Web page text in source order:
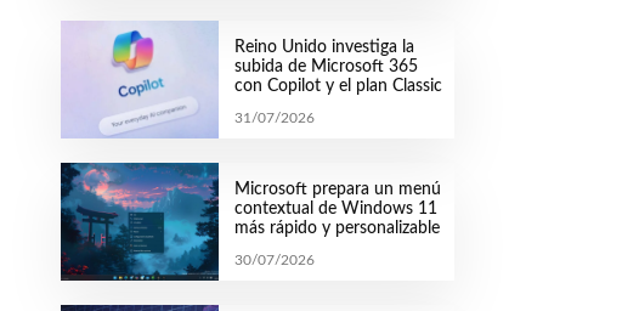
Reino Unido investiga la
subida de Microsoft 365
con Copilot y el plan Classic
31/07/2026
Microsoft prepara un menú
contextual de Windows 11
más rápido y personalizable
30/07/2026